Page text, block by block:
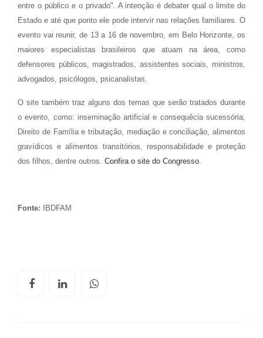
entre o público e o privado". A intenção é debater qual o limite do
Estado e até que ponto ele pode intervir nas relações familiares. O
evento vai reunir, de 13 a 16 de novembro, em Belo Horizonte, os
maiores especialistas brasileiros que atuam na área, como
defensores públicos, magistrados, assistentes sociais, ministros,
advogados, psicólogos, psicanalistas.
O site também traz alguns dos temas que serão tratados durante
o evento, como: inseminação artificial e consequêcia sucessória,
Direito de Família e tributação, mediação e conciliação, alimentos
gravídicos e alimentos transitórios, responsabilidade e proteção
dos filhos, dentre outros. Confira o site do Congresso.
Fonte: IBDFAM